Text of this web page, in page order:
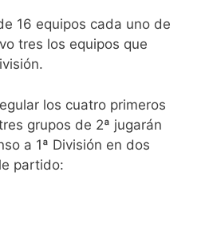
16 equipos cada uno de
tres los equipos que
los cuatro primeros
grupos de 2ª jugarán
a 1ª División en dos
partido: